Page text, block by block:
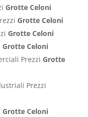
Grotte Celoni
Grotte Celoni
Grotte Celoni
Grotte Celoni
Prezzi Grotte
Prezzi
Grotte Celoni